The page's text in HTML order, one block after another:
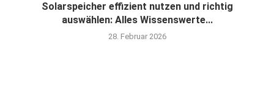
Solarspeicher effizient nutzen und richtig
auswählen: Alles Wissenswerte...
28. Februar 2026